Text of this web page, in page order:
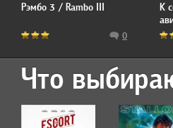
Рэмбо 3 / Rambo III
0
К
for
Что